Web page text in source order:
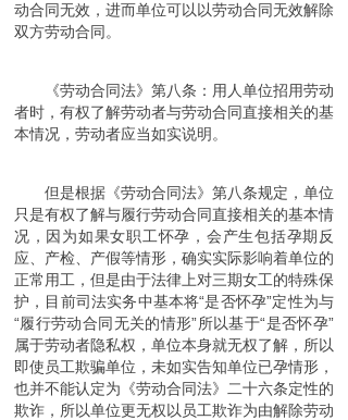
动合同无效，进而单位可以以劳动合同无效解除
双方劳动合同。
《劳动合同法》第八条：用人单位招用劳动
者时，有权了解劳动者与劳动合同直接相关的基
本情况，劳动者应当如实说明。
但是根据《劳动合同法》第八条规定，单位
只是有权了解与履行劳动合同直接相关的基本情
况，因为如果女职工怀孕，会产生包括孕期反
应、产检、产假等情形，确实实际影响着单位的
正常用工，但是由于法律上对三期女工的特殊保
护，目前司法实务中基本将“是否怀孕”定性为与
“履行劳动合同无关的情形”所以基于“是否怀孕”
属于劳动者隐私权，单位本身就无权了解，所以
即使员工欺骗单位，未如实告知单位已孕情形，
也并不能认定为《劳动合同法》二十六条定性的
欺诈，所以单位更无权以员工欺诈为由解除劳动